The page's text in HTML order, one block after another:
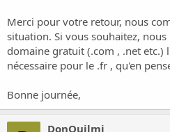
Merci pour votre retour, nous
situation. Si vous souhaitez,
domaine gratuit (.com , .net etc.)
nécessaire pour le .fr , qu'en
Bonne journée,
DonQuilmi